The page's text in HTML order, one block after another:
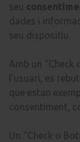
seu
dades i
seu dispositiu.
Amb un “Check
l’usuari, es
que estan
consentiment,
Un “Check o